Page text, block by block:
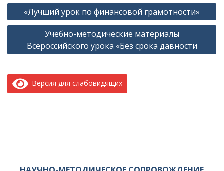
Навигация
по
записям
«Лучший урок по финансовой грамотности»
Учебно-методические материалы
Всероссийского урока «Без срока давности
Версия для слабовидящих